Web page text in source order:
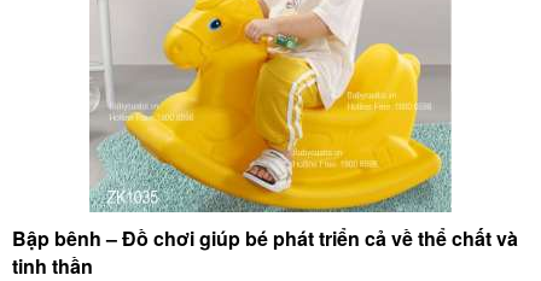
Bập bênh – Đồ chơi giúp bé phát triển cả về thể chất và
tinh thần